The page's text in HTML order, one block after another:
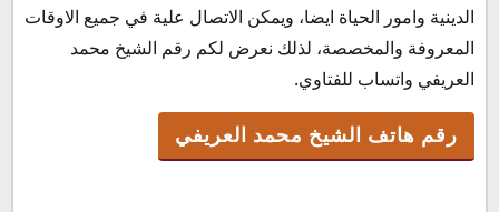
الدينية وامور الحياة ايضا، ويمكن الاتصال علية في جميع الاوقات
المعروفة والمخصصة، لذلك نعرض لكم رقم الشيخ محمد
العريفي واتساب للفتاوي.
رقم هاتف الشيخ محمد العريفي